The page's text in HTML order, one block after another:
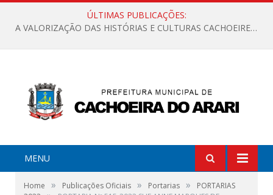
ÚLTIMAS PUBLICAÇÕES:
A VALORIZAÇÃO DAS HISTÓRIAS E CULTURAS CACHOEIRENSES
MENU
Home » Publicações Oficiais » Portarias »
PORTARIAS